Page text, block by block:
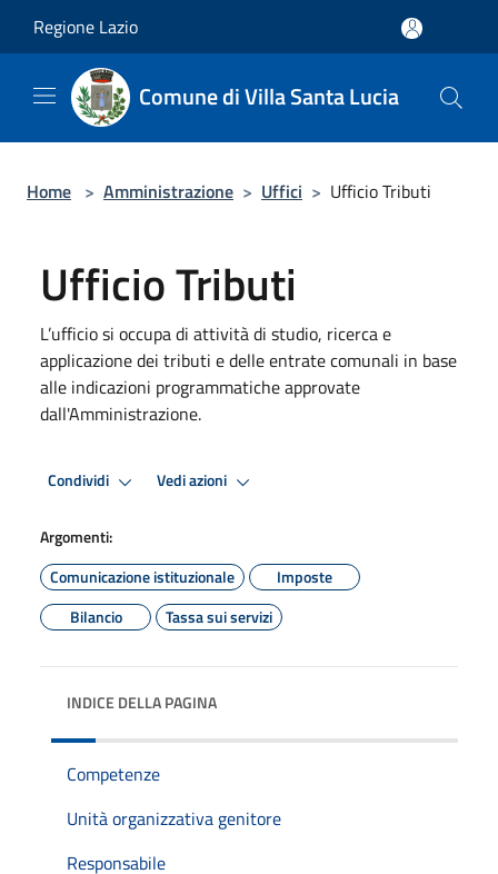
Regione Lazio
Comune di Villa Santa Lucia
Home > Amministrazione > Uffici > Ufficio Tributi
Ufficio Tributi
L’ufficio si occupa di attività di studio, ricerca e
applicazione dei tributi e delle entrate comunali in base
alle indicazioni programmatiche approvate
dall'Amministrazione.
Condividi Vedi azioni
Argomenti:
Comunicazione istituzionale
Imposte
Bilancio
Tassa sui servizi
INDICE DELLA PAGINA
Competenze
Unità organizzativa genitore
Responsabile